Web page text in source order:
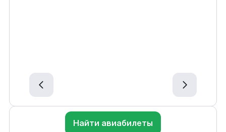
Найти авиабилеты